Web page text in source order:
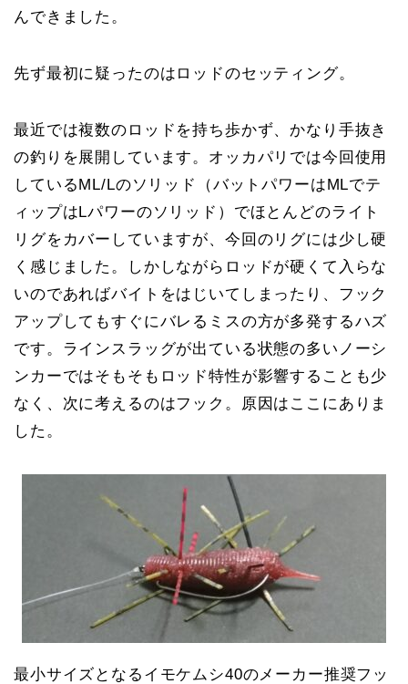
んできました。
先ず最初に疑ったのはロッドのセッティング。
最近では複数のロッドを持ち歩かず、かなり手抜き
の釣りを展開しています。オッカパリでは今回使用
しているML/Lのソリッド（バットパワーはMLでテ
ィップはLパワーのソリッド）でほとんどのライト
リグをカバーしていますが、今回のリグには少し硬
く感じました。しかしながらロッドが硬くて入らな
いのであればバイトをはじいてしまったり、フック
アップしてもすぐにバレるミスの方が多発するハズ
です。ラインスラッグが出ている状態の多いノーシ
ンカーではそもそもロッド特性が影響することも少
なく、次に考えるのはフック。原因はここにありま
した。
最小サイズとなるイモケムシ40のメーカー推奨フッ